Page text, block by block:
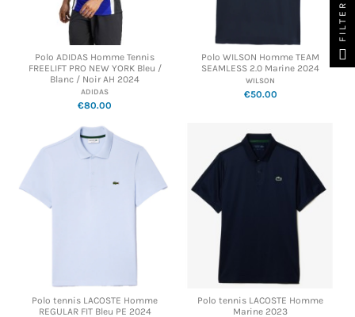
Polo ADIDAS Homme Tennis
FREELIFT PRO NEW YORK Bleu /
Blanc / Noir AH 2024
ADIDAS
€80.00
Polo WILSON Homme TEAM
SEAMLESS 2.0 Marine 2024
WILSON
€50.00
Polo tennis LACOSTE Homme
REGULAR FIT Bleu PE 2024
Polo tennis LACOSTE Homme
Marine 2023
FILTER